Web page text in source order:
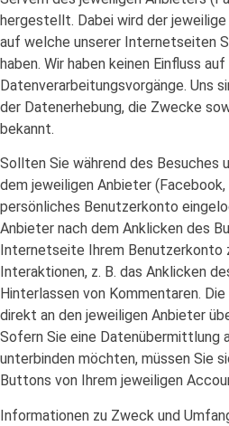
hergestellt. Dabei wird der
auf welche unserer Internetseiten
haben. Wir haben keinen Einfluss
Datenverarbeitungsvorgänge. Uns
der Datenerhebung, die Zwecke
bekannt.
Sollten Sie während des Besuches
dem jeweiligen Anbieter
persönliches Benutzerkonto
Anbieter nach dem Anklicken des
Internetseite Ihrem Benutzerkonto
Interaktionen, z. B. das Anklicken
Hinterlassen von Kommentaren.
direkt an den jeweiligen Anbieter
Sofern Sie eine Datenübermittlung
unterbinden möchten, müssen Sie
Buttons von Ihrem jeweiligen
Informationen zu Zweck und